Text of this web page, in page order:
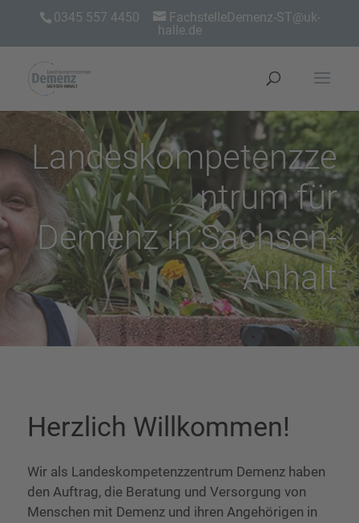
0345 557 4450
FachstelleDemenz-ST@uk-
halle.de
Landeskompetenzze
ntrum für
Demenz in Sachsen-
Anhalt
Herzlich Willkommen!
Wir als Landeskompetenzzentrum Demenz haben
den Auftrag, die Beratung und Versorgung von
Menschen mit Demenz und ihren Angehörigen in